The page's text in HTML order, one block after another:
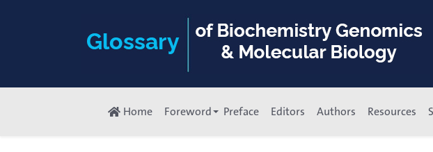
Home Foreword Preface Editors Authors Resources